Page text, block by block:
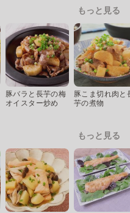
もっと見る
豚バラと長芋の梅
オイスター炒め
豚こま切れ肉と
芋の煮物
もっと見る